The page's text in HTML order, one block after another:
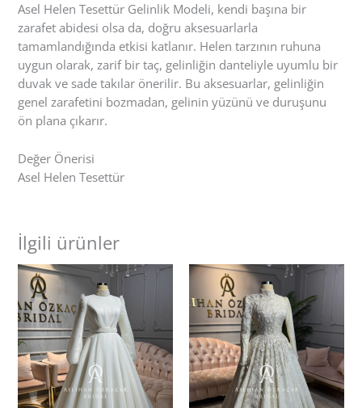
Asel Helen Tesettür Gelinlik Modeli, kendi başına bir
zarafet abidesi olsa da, doğru aksesuarlarla
tamamlandığında etkisi katlanır. Helen tarzının ruhuna
uygun olarak, zarif bir taç, gelinliğin danteliyle uyumlu bir
duvak ve sade takılar önerilir. Bu aksesuarlar, gelinliğin
genel zarafetini bozmadan, gelinin yüzünü ve duruşunu
ön plana çıkarır.
Değer Önerisi
Asel Helen Tesettür
İlgili ürünler